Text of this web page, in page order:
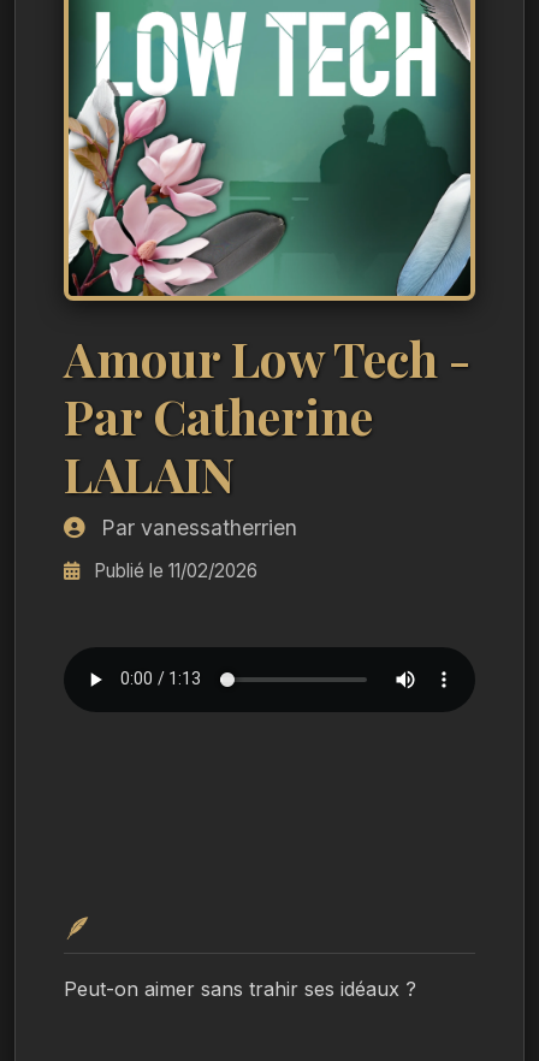
Amour Low Tech -
Par Catherine
LALAIN
Par vanessatherrien
Publié le 11/02/2026
🪶
Peut-on aimer sans trahir ses idéaux ?